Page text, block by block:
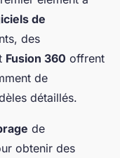
de
des
Fusion 360 offrent
de
détaillés.
de
obtenir des